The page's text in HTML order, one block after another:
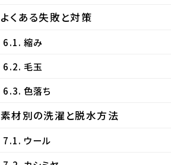
よくある失敗と対策
縮み
毛玉
色落ち
素材別の洗濯と脱水方法
ウール